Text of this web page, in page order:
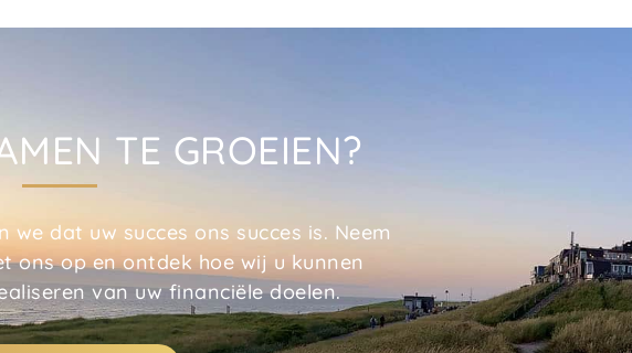
TE GROEIEN?
we dat uw succes ons succes is. Neem
ons op en ontdek hoe wij u kunnen
van uw financiële doelen.